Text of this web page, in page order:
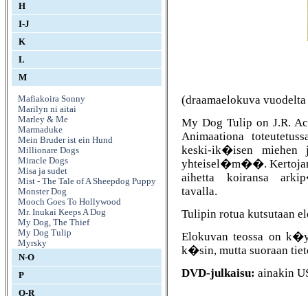
H
I-J
K
L
M
Mafiakoira Sonny
Marilyn ni aitai
Marley & Me
Marmaduke
Mein Bruder ist ein Hund
Millionare Dogs
Miracle Dogs
Misa ja sudet
Mist - The Tale of A Sheepdog Puppy
Monster Dog
Mooch Goes To Hollywood
Mr. Inukai Keeps A Dog
My Dog, The Thief
My Dog Tulip
Myrsky
N-O
P
Q-R
(draamaelokuva
My Dog Tulip on J.R.
Animaationa
keski-ik�isen miehen
yhteisel�m��.
aihetta koiransa
tavalla.
Tulipin rotua kutsutaan
Elokuvan teossa on
k�sin, mutta suoraan
DVD-julkaisu: ainakin